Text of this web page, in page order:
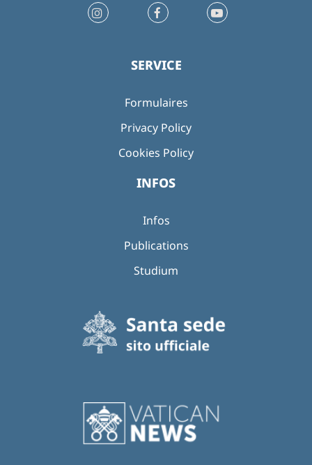
SERVICE
Formulaires
Privacy Policy
Cookies Policy
INFOS
Infos
Publications
Studium